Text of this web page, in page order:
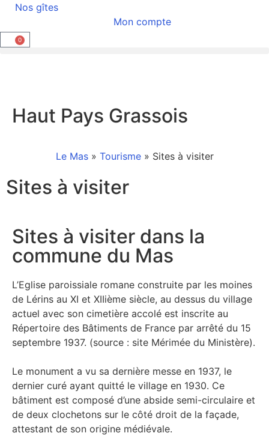
Nos gîtes
Mon compte
0
Haut Pays Grassois
Le Mas» Tourisme» Sites à visiter
Sites à visiter
Sites à visiter dans la
commune du Mas
L’Eglise paroissiale romane construite par les moines
de Lérins au XI et XIIième siècle, au dessus du village
actuel avec son cimetière accolé est inscrite au
Répertoire des Bâtiments de France par arrêté du 15
septembre 1937. (source : site Mérimée du Ministère).
Le monument a vu sa dernière messe en 1937, le
dernier curé ayant quitté le village en 1930. Ce
bâtiment est composé d’une abside semi-circulaire et
de deux clochetons sur le côté droit de la façade,
attestant de son origine médiévale.